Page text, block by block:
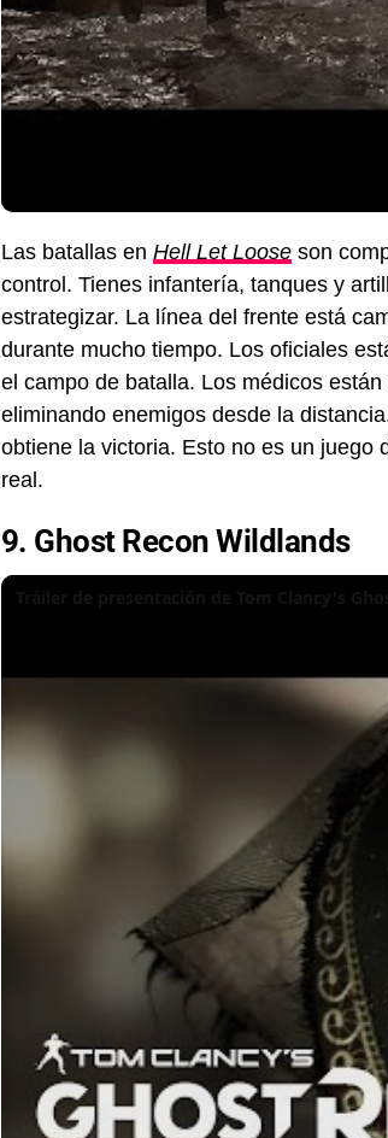
Las batallas en Hell Let Loose son
control. Tienes infantería, tanques y
estrategizar. La línea del frente está
durante mucho tiempo. Los oficiales
el campo de batalla. Los médicos
eliminando enemigos desde la
obtiene la victoria. Esto no es un juego
real.
9. Ghost Recon Wildlands